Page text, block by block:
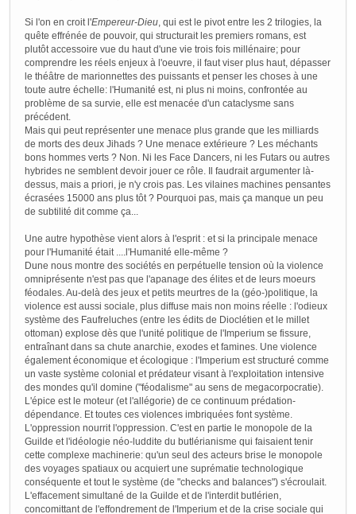
Si l'on en croit l'Empereur-Dieu, qui est le pivot entre les 2 trilogies, la
quête effrénée de pouvoir, qui structurait les premiers romans, est
plutôt accessoire vue du haut d'une vie trois fois millénaire; pour
comprendre les réels enjeux à l'oeuvre, il faut viser plus haut, dépasser
le théâtre de marionnettes des puissants et penser les choses à une
toute autre échelle: l'Humanité est, ni plus ni moins, confrontée au
problème de sa survie, elle est menacée d'un cataclysme sans
précédent.
Mais qui peut représenter une menace plus grande que les milliards
de morts des deux Jihads ? Une menace extérieure ? Les méchants
bons hommes verts ? Non. Ni les Face Dancers, ni les Futars ou autres
hybrides ne semblent devoir jouer ce rôle. Il faudrait argumenter là-
dessus, mais a priori, je n'y crois pas. Les vilaines machines pensantes
écrasées 15000 ans plus tôt ? Pourquoi pas, mais ça manque un peu
de subtilité dit comme ça...
Une autre hypothèse vient alors à l'esprit : et si la principale menace
pour l'Humanité était ....l'Humanité elle-même ?
Dune nous montre des sociétés en perpétuelle tension où la violence
omniprésente n'est pas que l'apanage des élites et de leurs moeurs
féodales. Au-delà des jeux et petits meurtres de la (géo-)politique, la
violence est aussi sociale, plus diffuse mais non moins réelle : l'odieux
système des Faufreluches (entre les édits de Dioclétien et le millet
ottoman) explose dès que l'unité politique de l'Imperium se fissure,
entraînant dans sa chute anarchie, exodes et famines. Une violence
également économique et écologique : l'Imperium est structuré comme
un vaste système colonial et prédateur visant à l'exploitation intensive
des mondes qu'il domine ("féodalisme" au sens de megacorpocratie).
L'épice est le moteur (et l'allégorie) de ce continuum prédation-
dépendance. Et toutes ces violences imbriquées font système.
L'oppression nourrit l'oppression. C'est en partie le monopole de la
Guilde et l'idéologie néo-luddite du butlérianisme qui faisaient tenir
cette complexe machinerie: qu'un seul des acteurs brise le monopole
des voyages spatiaux ou acquiert une suprématie technologique
conséquente et tout le système (de "checks and balances") s'écroulait.
L'effacement simultané de la Guilde et de l'interdit butlérien,
concomittant de l'effondrement de l'Imperium et de la crise sociale qui